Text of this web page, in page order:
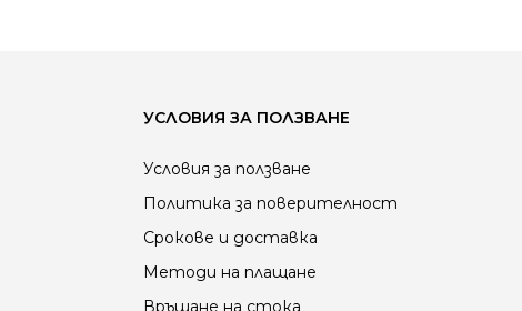
УСЛОВИЯ ЗА ПОЛЗВАНЕ
Условия за ползване
Политика за поверителност
Срокове и доставка
Методи на плащане
Връщане на стока